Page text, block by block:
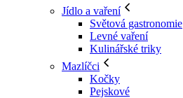
Jídlo a vaření
Světová gastronomie
Levné vaření
Kulinářské triky
Mazlíčci
Kočky
Pejskové